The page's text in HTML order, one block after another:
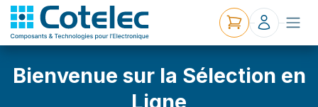
Bienvenue sur la Sélection en
Ligne